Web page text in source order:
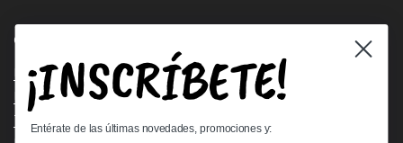
Quick links
Bearing Knowledge Center
Privacy Policy
Terms & Conditions
¡INSCRÍBETE!
Entérate de las últimas novedades, promociones y: